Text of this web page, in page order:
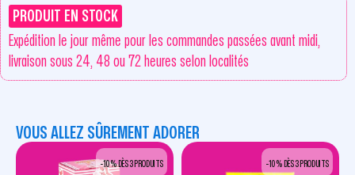
PRODUIT EN STOCK
Expédition le jour même pour les commandes passées avant midi,
livraison sous 24, 48 ou 72 heures selon localités
VOUS ALLEZ SÛREMENT ADORER
-10 % DÈS 3 PRODUITS -10 % DÈS 3 PRODUITS